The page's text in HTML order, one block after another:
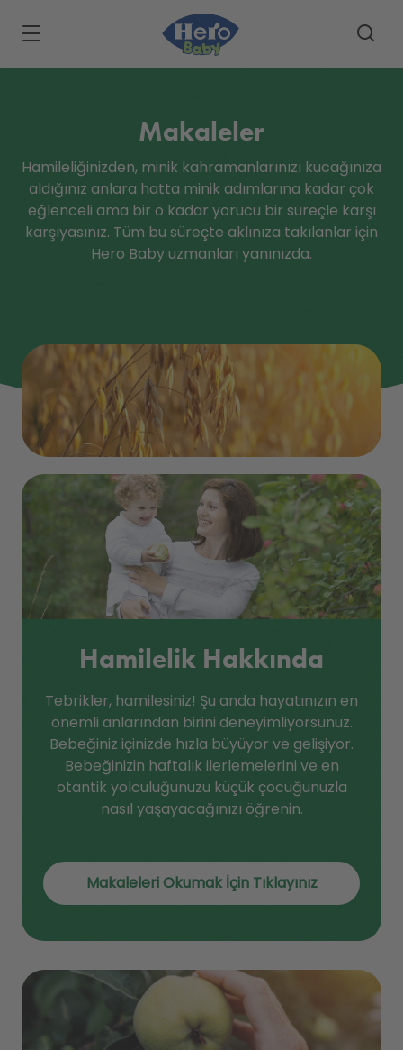
Skip to main content
Makaleler
Hamileliğinizden, minik kahramanlarınızı kucağınıza
aldığınız anlara hatta minik adımlarına kadar çok
eğlenceli ama bir o kadar yorucu bir süreçle karşı
karşıyasınız. Tüm bu süreçte aklınıza takılanlar için
Hero Baby uzmanları yanınızda.
Hamilelik Hakkında
Tebrikler, hamilesiniz! Şu anda hayatınızın en
önemli anlarından birini deneyimliyorsunuz.
Bebeğiniz içinizde hızla büyüyor ve gelişiyor.
Bebeğinizin haftalık ilerlemelerini ve en
otantik yolculuğunuzu küçük çocuğunuzla
nasıl yaşayacağınızı öğrenin.
Makaleleri Okumak İçin Tıklayınız